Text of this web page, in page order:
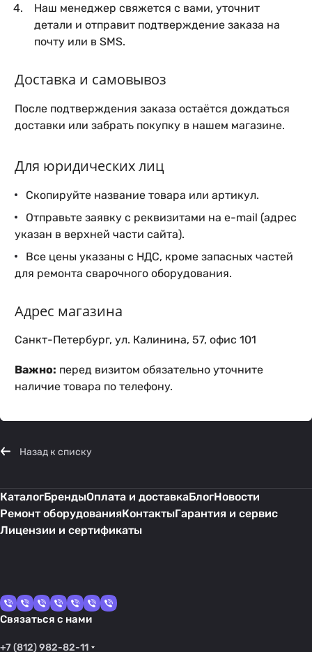
Наш менеджер свяжется с вами, уточнит
детали и отправит подтверждение заказа на
почту или в SMS.
Доставка и самовывоз
После подтверждения заказа остаётся дождаться
доставки или забрать покупку в нашем магазине.
Для юридических лиц
Скопируйте название товара или артикул.
Отправьте заявку с реквизитами на e-mail (адрес
указан в верхней части сайта).
Все цены указаны с НДС, кроме запасных частей
для ремонта сварочного оборудования.
Адрес магазина
Санкт-Петербург, ул. Калинина, 57, офис 101
Важно: перед визитом обязательно уточните
наличие товара по телефону.
Назад к списку
КаталогБрендыОплата и доставкаБлогНовости
Ремонт оборудованияКонтактыГарантия и сервис
Лицензии и сертификаты
Связаться с нами
+7 (812) 982-82-11